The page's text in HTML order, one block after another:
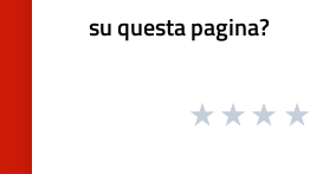
su questa pagina?